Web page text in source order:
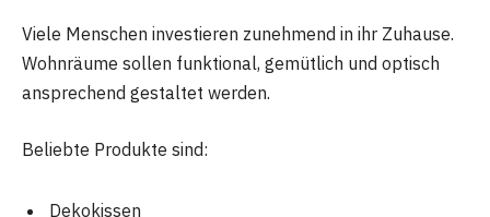
Viele Menschen investieren zunehmend in ihr Zuhause.
Wohnräume sollen funktional, gemütlich und optisch
ansprechend gestaltet werden.
Beliebte Produkte sind:
Dekokissen